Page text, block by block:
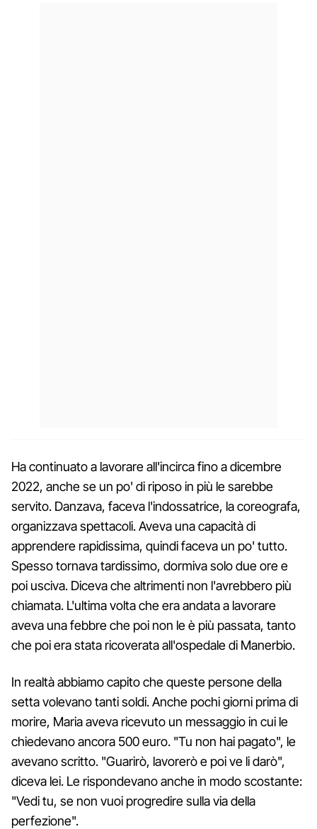
Ha continuato a lavorare all'incirca fino a dicembre
2022, anche se un po' di riposo in più le sarebbe
servito. Danzava, faceva l'indossatrice, la coreografa,
organizzava spettacoli. Aveva una capacità di
apprendere rapidissima, quindi faceva un po' tutto.
Spesso tornava tardissimo, dormiva solo due ore e
poi usciva. Diceva che altrimenti non l'avrebbero più
chiamata. L'ultima volta che era andata a lavorare
aveva una febbre che poi non le è più passata, tanto
che poi era stata ricoverata all'ospedale di Manerbio.
In realtà abbiamo capito che queste persone della
setta volevano tanti soldi. Anche pochi giorni prima di
morire, Maria aveva ricevuto un messaggio in cui le
chiedevano ancora 500 euro. "Tu non hai pagato", le
avevano scritto. "Guarirò, lavorerò e poi ve li darò",
diceva lei. Le rispondevano anche in modo scostante:
"Vedi tu, se non vuoi progredire sulla via della
perfezione".